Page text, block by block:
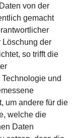
von der
gemacht
Löschung der
so trifft die
und
um andere für die
welche die
Daten